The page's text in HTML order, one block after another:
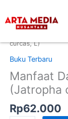
content
Home/Buku
curcas, L)
Buku Terbaru
Manfaat
(Jatropha
Rp62.000
Daun
Jarak
Pagar
curcas,
L)
quantity